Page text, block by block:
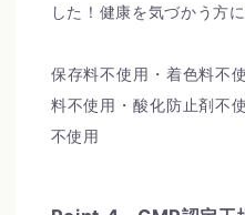
した！健康を気づかう方
保存料不使用・着色料不
料不使用・酸化防止剤不
不使用